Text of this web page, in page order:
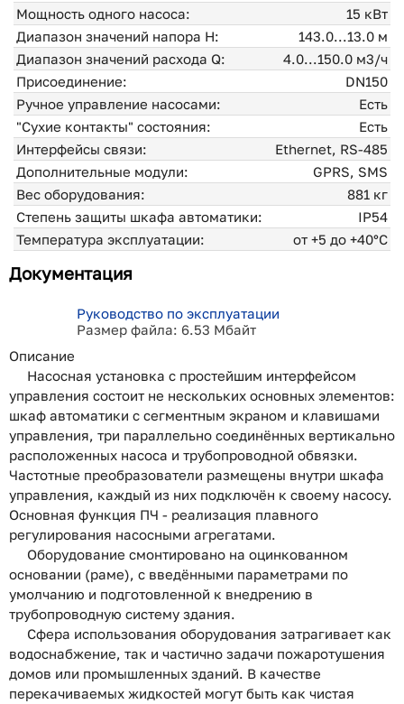
Мощность одного насоса:
15 кВт
Диапазон значений напора H:
143.0...13.0 м
Диапазон значений расхода Q:
4.0...150.0 м3/ч
Присоединение:
DN150
Ручное управление насосами:
Есть
"Сухие контакты" состояния:
Есть
Интерфейсы связи:
Ethernet, RS-485
Дополнительные модули:
GPRS, SMS
Вес оборудования:
881 кг
Степень защиты шкафа автоматики:
IP54
Температура эксплуатации:
от +5 до +40°С
Документация
Руководство по эксплуатации
Размер файла: 6.53 Мбайт
Описание
Насосная установка с простейшим интерфейсом
управления состоит не нескольких основных элементов:
шкаф автоматики с сегментным экраном и клавишами
управления, три параллельно соединённых вертикально
расположенных насоса и трубопроводной обвязки.
Частотные преобразователи размещены внутри шкафа
управления, каждый из них подключён к своему насосу.
Основная функция ПЧ - реализация плавного
регулирования насосными агрегатами.
Оборудование смонтировано на оцинкованном
основании (раме), с введёнными параметрами по
умолчанию и подготовленной к внедрению в
трубопроводную систему здания.
Сфера использования оборудования затрагивает как
водоснабжение, так и частично задачи пожаротушения
домов или промышленных зданий. В качестве
перекачиваемых жидкостей могут быть как чистая